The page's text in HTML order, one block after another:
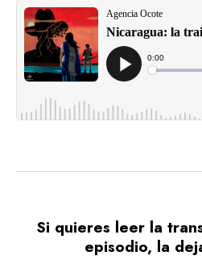
Si quieres leer la
episodio, la